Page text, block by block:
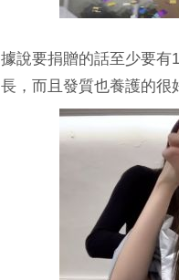
據說要捐贈的話至少要有
長，而且發質也養護的很